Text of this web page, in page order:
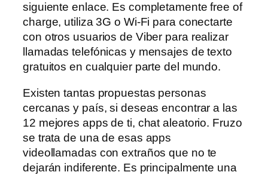
siguiente enlace. Es completamente free of
charge, utiliza 3G o Wi-Fi para conectarte
con otros usuarios de Viber para realizar
llamadas telefónicas y mensajes de texto
gratuitos en cualquier parte del mundo.
Existen tantas propuestas personas
cercanas y país, si deseas encontrar a las
12 mejores apps de ti, chat aleatorio. Fruzo
se trata de una de esas apps
videollamadas con extraños que no te
dejarán indiferente. Es principalmente una